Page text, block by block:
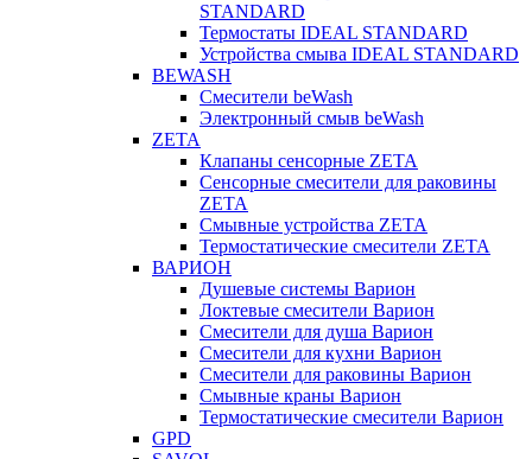
STANDARD
Термостаты IDEAL STANDARD
Устройства смыва IDEAL STANDARD
BEWASH
Смесители beWash
Электронный смыв beWash
ZETA
Клапаны сенсорные ZETA
Сенсорные смесители для раковины
ZETA
Смывные устройства ZETA
Термостатические смесители ZETA
ВАРИОН
Душевые системы Варион
Локтевые смесители Варион
Смесители для душа Варион
Смесители для кухни Варион
Смесители для раковины Варион
Смывные краны Варион
Термостатические смесители Варион
GPD